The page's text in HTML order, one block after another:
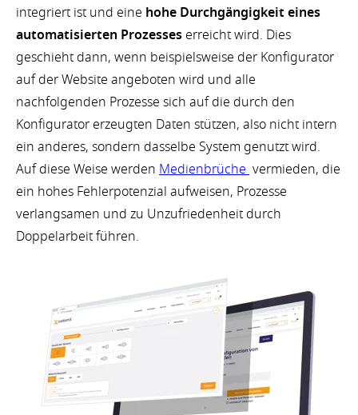
integriert ist und eine hohe Durchgängigkeit eines
automatisierten Prozesses erreicht wird. Dies
geschieht dann, wenn beispielsweise der Konfigurator
auf der Website angeboten wird und alle
nachfolgenden Prozesse sich auf die durch den
Konfigurator erzeugten Daten stützen, also nicht intern
ein anderes, sondern dasselbe System genutzt wird.
Auf diese Weise werden Medienbrüche vermieden, die
ein hohes Fehlerpotenzial aufweisen, Prozesse
verlangsamen und zu Unzufriedenheit durch
Doppelarbeit führen.